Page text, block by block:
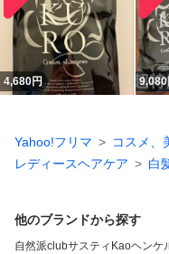
4,680円 9,080
Yahoo!フリマ
コスメ、
レディースヘアケア
白
他のブランドから探す
自然派clubサスティ Kaoヘンケ